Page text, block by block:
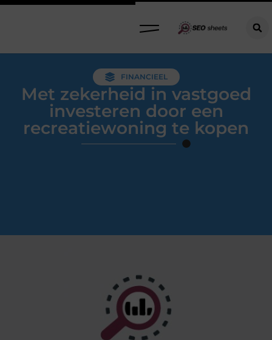
FINANCIEEL
Met zekerheid in vastgoed
investeren door een
recreatiewoning te kopen